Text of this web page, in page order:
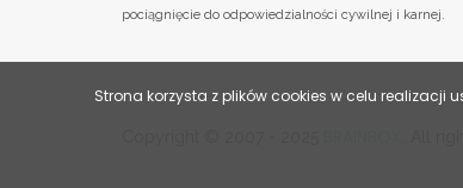
pociągnięcie do odpowiedzialności cywilnej i karnej.
Strona korzysta z plików cookies w celu realizacji